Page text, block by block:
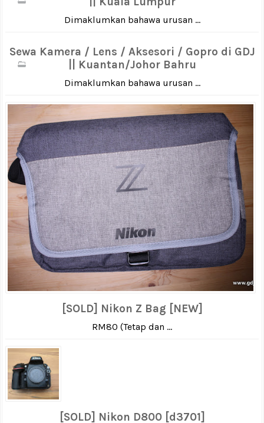
Dimaklumkan bahawa urusan ...
Sewa Kamera / Lens / Aksesori / Gopro di GDJ
|| Kuantan/Johor Bahru
Dimaklumkan bahawa urusan ...
[SOLD] Nikon Z Bag [NEW]
RM80 (Tetap dan ...
[SOLD] Nikon D800 [d3701]